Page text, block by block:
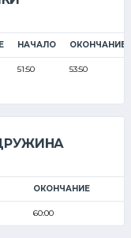
НАЧАЛО ОКОНЧАНИЕ
51:50 53:50
ОКОНЧАНИЕ
60:00